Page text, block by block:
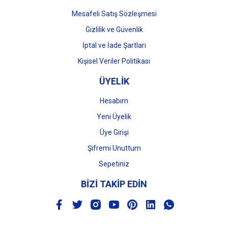
Mesafeli Satış Sözleşmesi
Gizlilik ve Güvenlik
İptal ve İade Şartları
Kişisel Veriler Politikası
ÜYELİK
Hesabım
Yeni Üyelik
Üye Girişi
Şifremi Unuttum
Sepetiniz
BİZİ TAKİP EDİN